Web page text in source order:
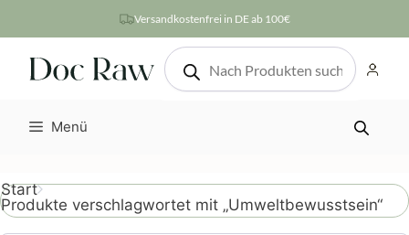
Inhalt
springen
Versandkostenfrei in DE ab 100€
Products
search
Menü
Start
Produkte verschlagwortet mit „Umweltbewusstsein“